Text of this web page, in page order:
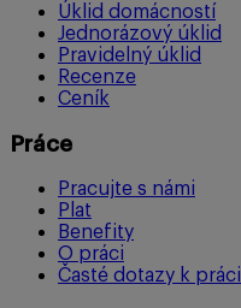
Úklid domácností
Jednorázový úklid
Pravidelný úklid
Recenze
Ceník
Práce
Pracujte s námi
Plat
Benefity
O práci
Časté dotazy k práci